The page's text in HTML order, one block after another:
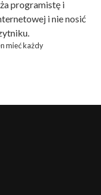
programistę i
i nie nosić
mieć każdy